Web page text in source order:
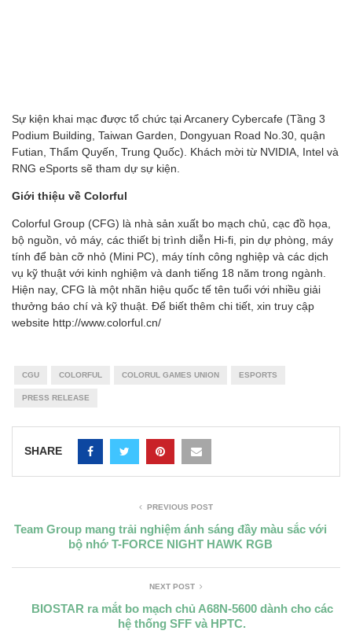
Sự kiện khai mạc được tổ chức tại Arcanery Cybercafe (Tầng 3
Podium Building, Taiwan Garden, Dongyuan Road No.30, quận
Futian, Thẩm Quyến, Trung Quốc). Khách mời từ NVIDIA, Intel và
RNG eSports sẽ tham dự sự kiện.
Giới thiệu về Colorful
Colorful Group (CFG) là nhà sản xuất bo mạch chủ, cạc đồ họa,
bộ nguồn, vỏ máy, các thiết bị trình diễn Hi-fi, pin dự phòng, máy
tính để bàn cỡ nhỏ (Mini PC), máy tính công nghiệp và các dịch
vụ kỹ thuật với kinh nghiệm và danh tiếng 18 năm trong ngành.
Hiện nay, CFG là một nhãn hiệu quốc tế tên tuổi với nhiều giải
thưởng báo chí và kỹ thuật. Để biết thêm chi tiết, xin truy cập
website http://www.colorful.cn/
CGU COLORFUL COLORUL GAMES UNION ESPORTS
PRESS RELEASE
SHARE
PREVIOUS POST
Team Group mang trải nghiệm ánh sáng đầy màu sắc với
bộ nhớ T-FORCE NIGHT HAWK RGB
NEXT POST
BIOSTAR ra mắt bo mạch chủ A68N-5600 dành cho các
hệ thống SFF và HPTC.